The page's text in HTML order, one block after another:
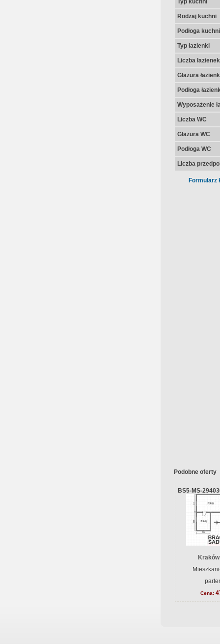
Typ kuchni
Rodzaj kuchni
Podłoga kuchni
Typ łazienki
Liczba łazienek
Glazura
Podłoga
Wyposażenie
Liczba WC
Glazura WC
Podłoga WC
Liczba
Formularz
Podobne oferty
BS5-MS-
Cena: